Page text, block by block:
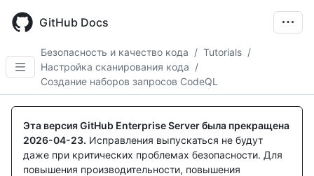
main
GitHub Docs
Безопасность и качество кода / Tutorials /
Настройка сканирования кода /
Создание наборов запросов CodeQL
Эта версия GitHub Enterprise Server была прекращена
2026-04-23. Исправления выпускаться не будут
даже при критических проблемах безопасности. Для
повышения производительности, повышения